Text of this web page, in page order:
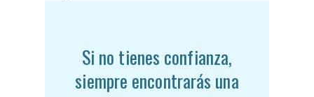
Si no tienes confianza,
siempre encontrarás una